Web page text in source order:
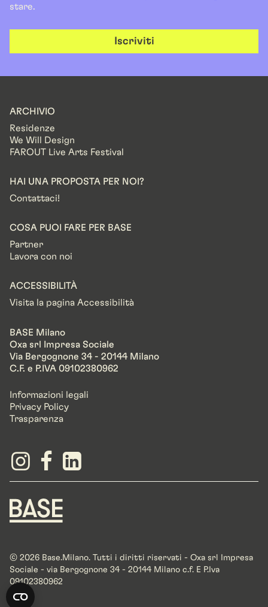
stare.
Iscriviti
ARCHIVIO
Residenze
We Will Design
FAROUT Live Arts Festival
HAI UNA PROPOSTA PER NOI?
Contattaci!
COSA PUOI FARE PER BASE
Partner
Lavora con noi
ACCESSIBILITÀ
Visita la pagina Accessibilità
BASE Milano
Oxa srl Impresa Sociale
Via Bergognone 34 - 20144 Milano
C.F. e P.IVA 09102380962
Informazioni legali
Privacy Policy
Trasparenza
© 2026 Base.Milano. Tutti i diritti riservati - Oxa srl Impresa
Sociale - via Bergognone 34 - 20144 Milano c.f. E P.Iva
09102380962